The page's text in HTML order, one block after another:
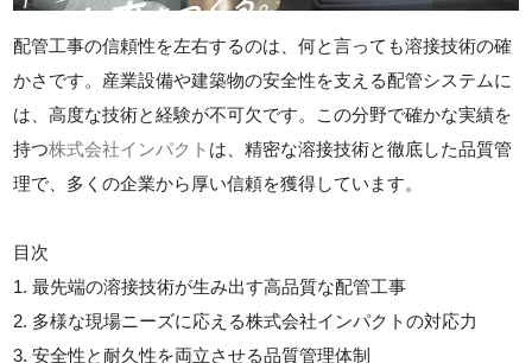
配管工事の信頼性を左右するのは、何と言っても溶接技術の確
かさです。産業設備や建築物の安全性を支える配管システムに
は、高度な技術と経験が不可欠です。この分野で確かな実績を
持つ株式会社インパクト は、精密な溶接技術と徹底した品質管
理で、多くの企業から厚い信頼を獲得しています。
目次
1. 最先端の溶接技術が生み出す高品質な配管工事
2. 多様な現場ニーズに応える株式会社インパクトの対応力
3. 安全性と耐久性を両立させる品質管理体制